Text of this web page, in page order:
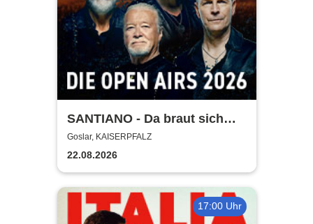
SANTIANO - Da braut sich
was zusammen - Open Air
2026
Goslar, KAISERPFALZ
22.08.2026
17:00 Uhr